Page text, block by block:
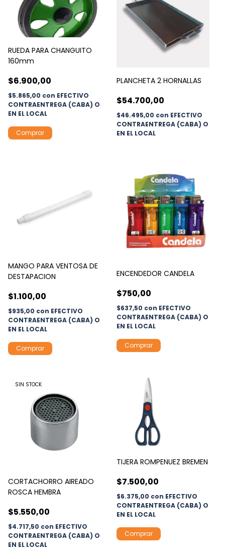
RUEDA PARA CHANGUITO
160mm
$6.900,00
$5.865,00 con EFECTIVO
CONTRAENTREGA (CABA) O
EN EL LOCAL
PLANCHETA 2 HORNALLAS
$54.700,00
$46.495,00 con EFECTIVO
CONTRAENTREGA (CABA) O
EN EL LOCAL
MANGO PARA VENTOSA DE
DESTAPACION
$1.100,00
$935,00 con EFECTIVO
CONTRAENTREGA (CABA) O
EN EL LOCAL
ENCENDEDOR CANDELA
$750,00
$637,50 con EFECTIVO
CONTRAENTREGA (CABA) O
EN EL LOCAL
SIN STOCK
CORTACHORRO AIREADO
ROSCA HEMBRA
$5.550,00
$4.717,50 con EFECTIVO
CONTRAENTREGA (CABA) O
EN EL LOCAL
TIJERA ROMPENUEZ BREMEN
$7.500,00
$6.375,00 con EFECTIVO
CONTRAENTREGA (CABA) O
EN EL LOCAL